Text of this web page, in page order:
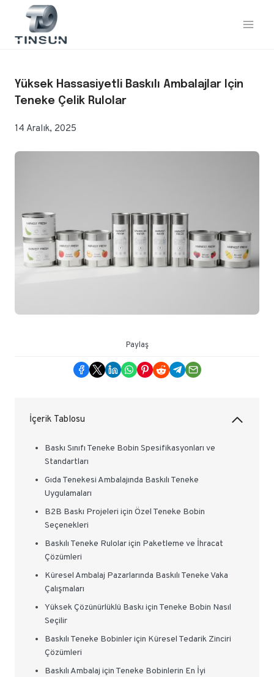
Yüksek Hassasiyetli Baskılı Ambalajlar Için
Teneke Çelik Rulolar
14 Aralık, 2025
Paylaş
İçerik Tablosu
Baskı Sınıfı Teneke Bobin Spesifikasyonları ve
Standartları
Gıda Tenekesi Ambalajında Baskılı Teneke
Uygulamaları
B2B Baskı Projeleri için Özel Teneke Bobin
Seçenekleri
Baskılı Teneke Rulolar için Paketleme ve İhracat
Çözümleri
Küresel Ambalaj Pazarlarında Baskılı Teneke Vaka
Çalışmaları
Yüksek Çözünürlüklü Baskı için Teneke Bobin Nasıl
Seçilir
Baskılı Teneke Bobinler için Küresel Tedarik Zinciri
Çözümleri
Baskılı Ambalaj için Teneke Bobinlerin En İyi